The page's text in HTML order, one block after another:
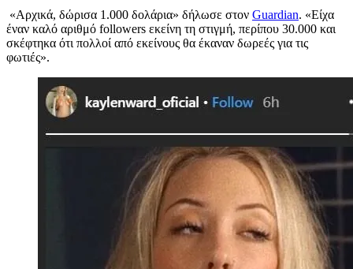
«Αρχικά, δώρισα 1.000 δολάρια» δήλωσε στον Guardian. «Είχα
έναν καλό αριθμό followers εκείνη τη στιγμή, περίπου 30.000 και
σκέφτηκα ότι πολλοί από εκείνους θα έκαναν δωρεές για τις
φωτιές».